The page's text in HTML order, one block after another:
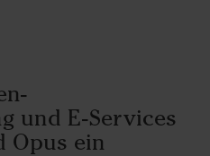
und E-Services
Opus ein